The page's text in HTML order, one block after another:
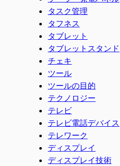
タスク管理
タフネス
タブレット
タブレットスタンド
チェキ
ツール
ツールの目的
テクノロジー
テレビ
テレビ電話デバイス
テレワーク
ディスプレイ
ディスプレイ技術